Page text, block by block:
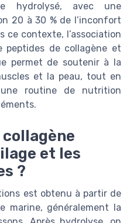
hydrolysé, avec une
20 à 30 % de l’inconfort
ce contexte, l’association
peptides de collagène et
permet de soutenir à la
et la peau, tout en
routine de nutrition
et les
?
est obtenu à partir de
marine, généralement la